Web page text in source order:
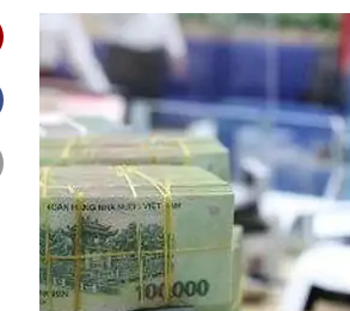
09:57
Mỹ nhân ghê gớm
sau biến cố, đẹp
Đang thu gom rác,
tỷ đồng và cái kết
09:52
Có nên rút tiền mặt
09:52
Khám xét, bắt
đồng tiền bán thuốc
09:49
Giá vàng miếng,
Tín Minh Châu,
09:42
Tổng Giám đốc
57.600 tỷ đồng